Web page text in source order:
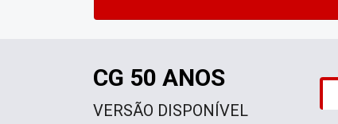
CG 50 ANOS
VERSÃO DISPONÍVEL